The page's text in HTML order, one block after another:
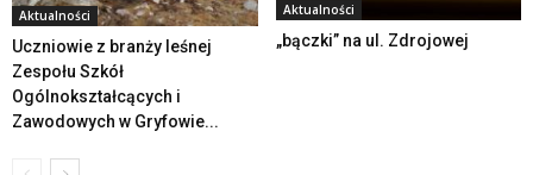
Aktualności
Uczniowie z branży leśnej
Zespołu Szkół
Ogólnokształcących i
Zawodowych w Gryfowie...
Aktualności
„bączki” na ul. Zdrojowej